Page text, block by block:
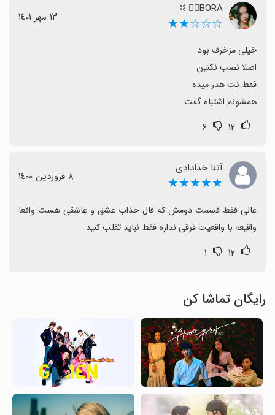
BORA ⃢⃟⛓️
☆☆☆★★ ١٣ مهر ١٤٠١
همشونم اشتباه گفت
۱۲ ۶
آتنا خدادادی
★★★★★ ٨ فروردین ١٤٠٠
واقیعه با واقعیت فرقی نداره فقط نباید تقلب کنید
۱۲ ۱
رایگان تماشا کن